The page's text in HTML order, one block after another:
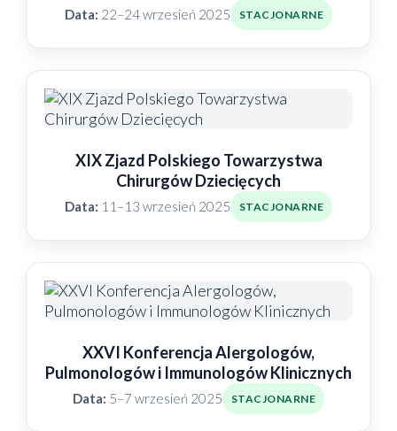
Data: 22–24 wrzesień 2025 STACJONARNE
XIX Zjazd Polskiego Towarzystwa
Chirurgów Dziecięcych
Data: 11–13 wrzesień 2025 STACJONARNE
XXVI Konferencja Alergologów,
Pulmonologów i Immunologów Klinicznych
Data: 5–7 wrzesień 2025 STACJONARNE